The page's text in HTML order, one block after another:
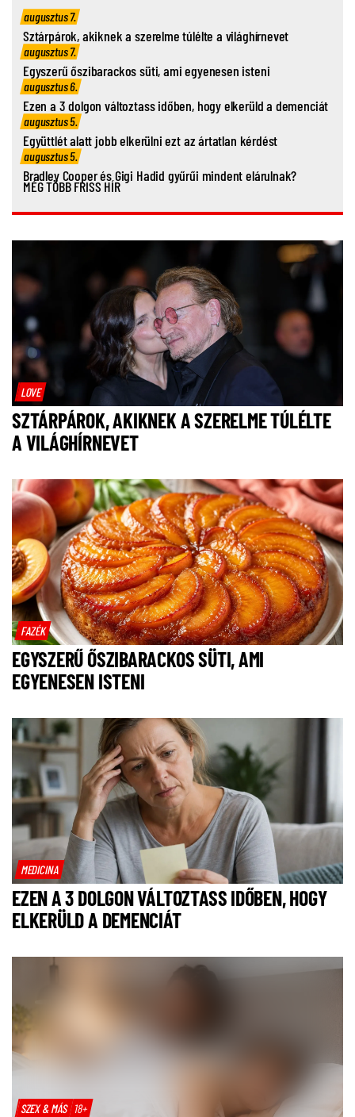
augusztus 7.
Sztárpárok, akiknek a szerelme túlélte a világhírnevet
augusztus 7.
Egyszerű őszibarackos süti, ami egyenesen isteni
augusztus 6.
Ezen a 3 dolgon változtass időben, hogy elkerüld a demenciát
augusztus 5.
Együttlét alatt jobb elkerülni ezt az ártatlan kérdést
augusztus 5.
Bradley Cooper és Gigi Hadid gyűrűi mindent elárulnak?
MÉG TÖBB FRISS HÍR
LOVE
SZTÁRPÁROK, AKIKNEK A SZERELME TÚLÉLTE
A VILÁGHÍRNEVET
FAZÉK
EGYSZERŰ ŐSZIBARACKOS SÜTI, AMI
EGYENESEN ISTENI
MEDICINA
EZEN A 3 DOLGON VÁLTOZTASS IDŐBEN, HOGY
ELKERÜLD A DEMENCIÁT
SZEX & MÁS 18+